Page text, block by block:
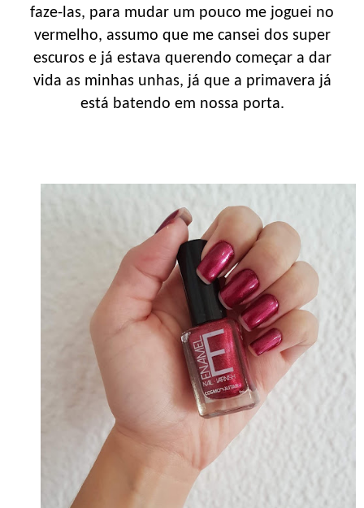
faze-las, para mudar um pouco me joguei no
vermelho, assumo que me cansei dos super
escuros e já estava querendo começar a dar
vida as minhas unhas, já que a primavera já
está batendo em nossa porta.